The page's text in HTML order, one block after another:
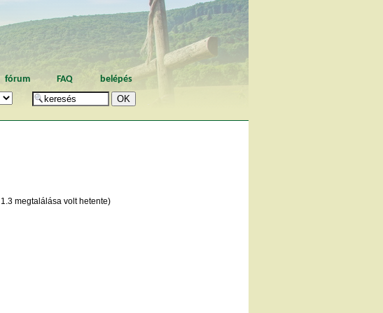
fórum FAQ belépés
megtalálása volt hetente)